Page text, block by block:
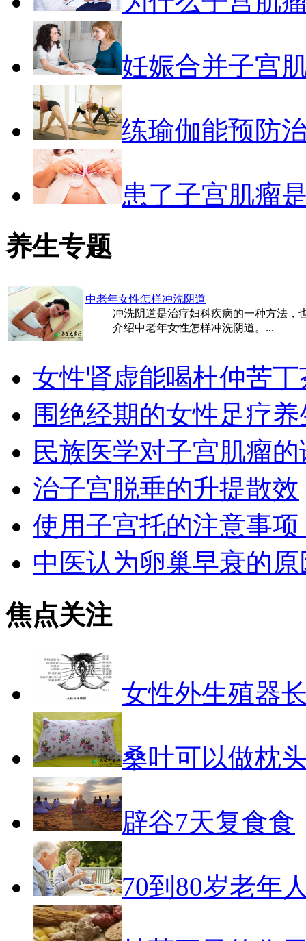
妊娠合并子宫
练瑜伽能预防
患了子宫肌瘤
养生专题
中老年女性怎样冲洗阴道
冲洗阴道是治疗妇科疾病的一种方法，
介绍中老年女性怎样冲洗阴道。...
女性肾虚能喝杜仲苦丁
围绝经期的女性足疗养
民族医学对子宫肌瘤的
治子宫脱垂的​升提散效
使用子宫托的注意事项
中医认为卵巢早衰的原
焦点关注
女性外生殖器
桑叶可以做枕
辟谷7天复食食
70到80岁老年